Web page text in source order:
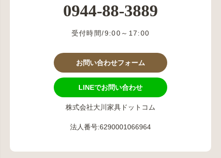
0944-88-3889
受付時間/9:00～17:00
お問い合わせフォーム
LINEでお問い合わせ
株式会社大川家具ドットコム
法人番号:6290001066964